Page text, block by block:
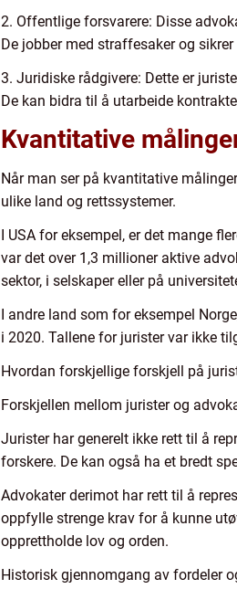
2. Offentlige forsvarere: Disse
De jobber med straffesaker og
3. Juridiske rådgivere: Dette er
De kan bidra til å utarbeide
Kvantitative
Når man ser på kvantitative
ulike land og rettssystemer.
I USA for eksempel, er det mange
var det over 1,3 millioner aktive
sektor, i selskaper eller på
I andre land som for eksempel
i 2020. Tallene for jurister var ikke
Hvordan forskjellige forskjell på
Forskjellen mellom jurister og
Jurister har generelt ikke rett til å
forskere. De kan også ha et bredt
Advokater derimot har rett til å
oppfylle strenge krav for å kunne
opprettholde lov og orden.
Historisk gjennomgang av fordeler